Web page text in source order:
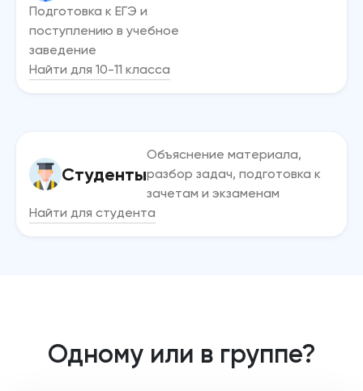
Подготовка к ЕГЭ и
поступлению в учебное
заведение
Найти для 10-11 класса
Студенты
Объяснение материала,
разбор задач, подготовка к
зачетам и экзаменам
Найти для студента
Одному или в группе?